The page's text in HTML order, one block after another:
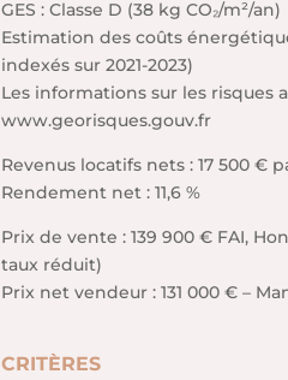
GES : Classe D (38 kg CO₂/m²/an)
Estimation des coûts
indexés sur 2021-2023)
Les informations sur les risques
www.georisques.gouv.fr
Revenus locatifs nets : 17 500 €
Rendement net : 11,6 %
Prix de vente : 139 900 € FAI,
taux réduit)
Prix net vendeur : 131 000 € –
CRITÈRES